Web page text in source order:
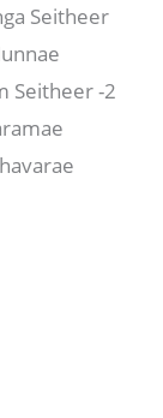
Seitheer
Seitheer -2